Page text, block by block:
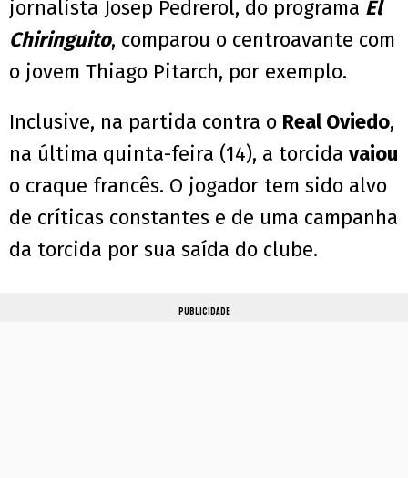
jornalista Josep Pedrerol, do programa El
Chiringuito, comparou o centroavante com
o jovem Thiago Pitarch, por exemplo.
Inclusive, na partida contra o Real Oviedo,
na última quinta-feira (14), a torcida vaiou
o craque francês. O jogador tem sido alvo
de críticas constantes e de uma campanha
da torcida por sua saída do clube.
PUBLICIDADE